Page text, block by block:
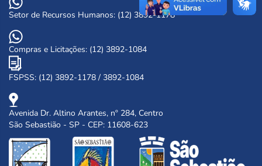
Setor de Recursos Humanos: (12) 3892-1178
Compras e Licitações: (12) 3892-1084
FSPSS: (12) 3892-1178 / 3892-1084
Avenida Dr. Altino Arantes, nº 284, Centro
São Sebastião - SP - CEP: 11608-623